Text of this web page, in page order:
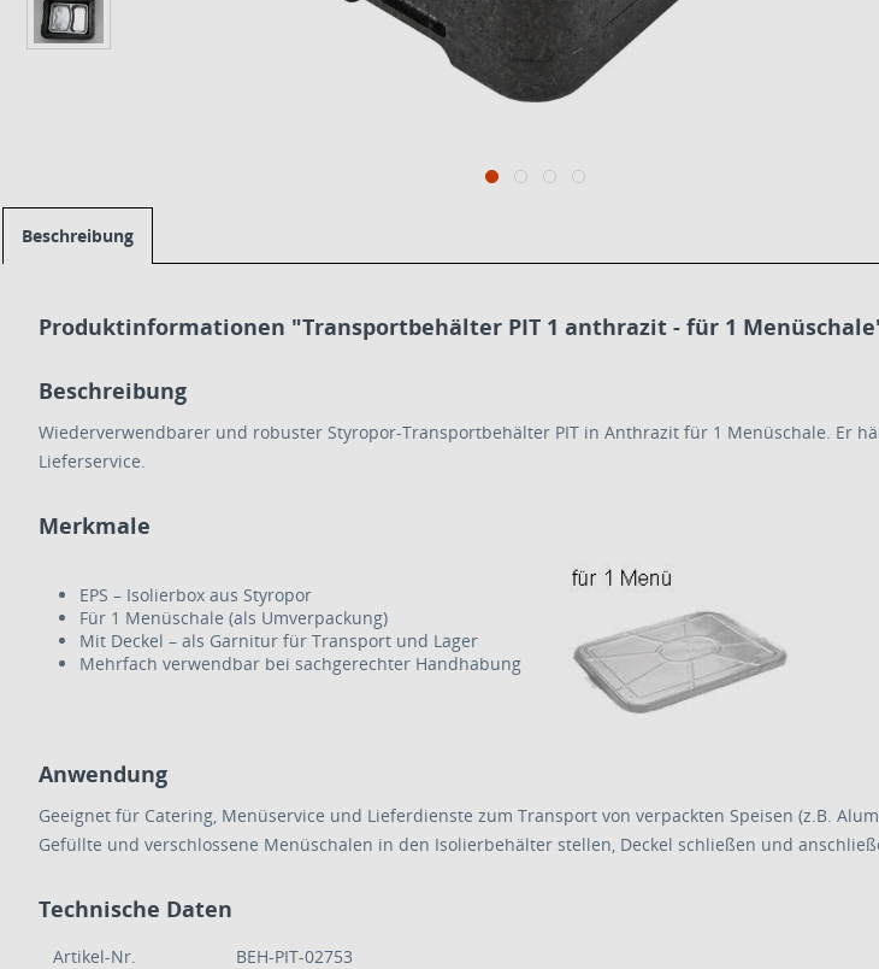
Beschreibung
Produktinformationen "Transportbehälter PIT 1 anthrazit - für 1
Beschreibung
Wiederverwendbarer und robuster Styropor-Transportbehälter PIT in Anthrazit für 1 Menüschale. Er
Lieferservice.
Merkmale
EPS – Isolierbox aus Styropor
Für 1 Menüschale (als Umverpackung)
Mit Deckel – als Garnitur für Transport und Lager
Mehrfach verwendbar bei sachgerechter Handhabung
Anwendung
Geeignet für Catering, Menüservice und Lieferdienste zum Transport von verpackten Speisen (z.B.
Gefüllte und verschlossene Menüschalen in den Isolierbehälter stellen, Deckel schließen und
Technische Daten
Artikel-Nr.
BEH-PIT-02753